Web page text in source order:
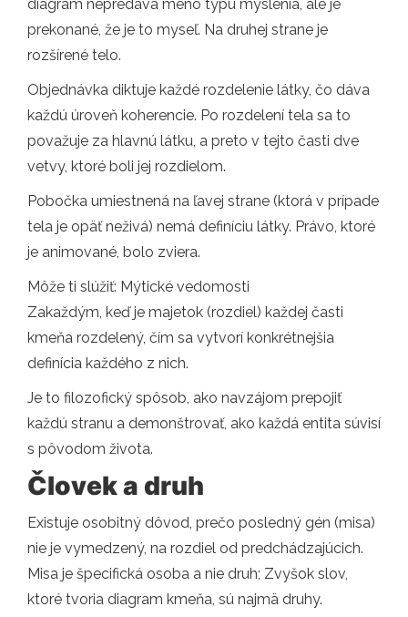
diagram nepredáva meno typu myslenia, ale je
prekonané, že je to myseľ. Na druhej strane je
rozšírené telo.
Objednávka diktuje každé rozdelenie látky, čo dáva
každú úroveň koherencie. Po rozdelení tela sa to
považuje za hlavnú látku, a preto v tejto časti dve
vetvy, ktoré boli jej rozdielom.
Pobočka umiestnená na ľavej strane (ktorá v prípade
tela je opäť neživá) nemá definíciu látky. Právo, ktoré
je animované, bolo zviera.
Môže ti slúžiť: Mýtické vedomosti
Zakaždým, keď je majetok (rozdiel) každej časti
kmeňa rozdelený, čím sa vytvorí konkrétnejšia
definícia každého z nich.
Je to filozofický spôsob, ako navzájom prepojiť
každú stranu a demonštrovať, ako každá entita súvisí
s pôvodom života.
Človek a druh
Existuje osobitný dôvod, prečo posledný gén (misa)
nie je vymedzený, na rozdiel od predchádzajúcich.
Misa je špecifická osoba a nie druh; Zvyšok slov,
ktoré tvoria diagram kmeňa, sú najmä druhy.